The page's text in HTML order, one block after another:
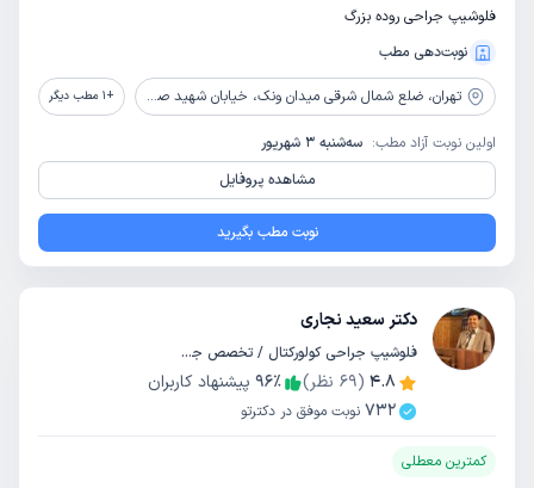
فلوشیپ جراحی روده بزرگ
نوبت‌دهی مطب
تهران، ضلع شمال شرقی میدان ونک، خیابان شهید صانعی پلاک 42 +
1 مطب دیگر
اولین نوبت آزاد مطب: سه‌شنبه 3 شهریور
مشاهده پروفایل
نوبت مطب بگیرید
دکتر سعید نجاری
فلوشیپ جراحی کولورکتال / تخصص جراحی عمومی
4.8
(
69 نظر) 96٪
پیشنهاد کاربران
732 نوبت موفق در دکترتو
کمترین معطلی